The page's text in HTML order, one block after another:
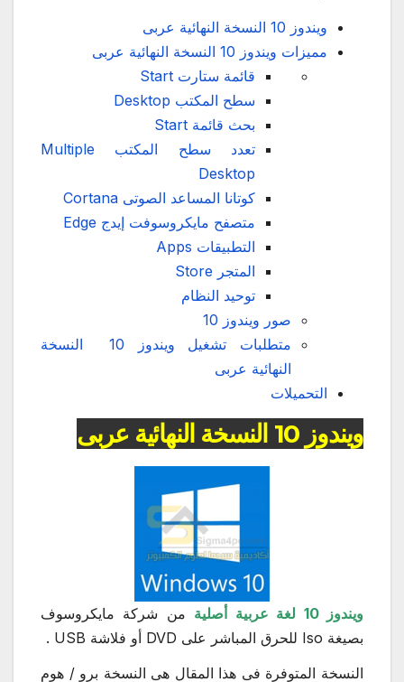
ويندوز 10 النسخة النهائية عربى
مميزات ويندوز 10 النسخة النهائية عربى
قائمة ستارت Start
سطح المكتب Desktop
بحث قائمة Start
تعدد سطح المكتب Multiple
Desktop
كوتانا المساعد الصوتى Cortana
متصفح مايكروسوفت إيدج Edge
التطبيقات Apps
المتجر Store
توحيد النظام
صور ويندوز 10
متطلبات تشغيل ويندوز 10 النسخة
النهائية عربى
التحميلات
ويندوز 10 النسخة النهائية عربى
ويندوز 10 لغة عربية أصلية
من شركة مايكروسوف
بصيغة Iso للحرق المباشر على DVD أو فلاشة USB .
النسخة المتوفرة فى هذا المقال هى النسخة برو / هوم